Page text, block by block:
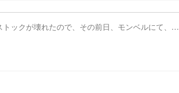
トックが壊れたので、その前日、モンベルにて、…